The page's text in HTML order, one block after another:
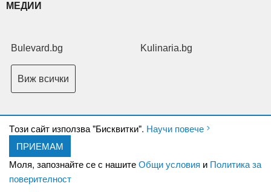
Tози сайт използва "Бисквитки". Научи повече
ПРИЕМАМ
Моля, запознайте се с нашитеОбщи условия и Политика за
поверителност
МЕДИИ
Bulevard.bg Kulinaria.bg
Виж всички
Copyright © 2026 Ксениум ООД. Всички права запазени.
XeniumCompany.com